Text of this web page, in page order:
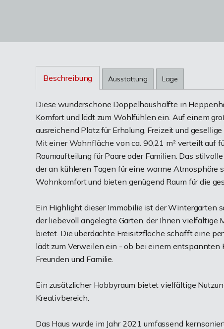
Beschreibung Ausstattung Lage
Diese wunderschöne Doppelhaushälfte in
Komfort und lädt zum Wohlfühlen ein. Auf einem
ausreichend Platz für Erholung, Freizeit und gesellige
Mit einer Wohnfläche von ca. 90,21 m² verteilt auf
Raumaufteilung für Paare oder Familien. Das
der an kühleren Tagen für eine warme Atmosphäre
Wohnkomfort und bieten genügend Raum für die
Ein Highlight dieser Immobilie ist der Wintergarten
der liebevoll angelegte Garten, der Ihnen vielfältige
bietet. Die überdachte Freisitzfläche schafft eine
lädt zum Verweilen ein - ob bei einem
Freunden und Familie.
Ein zusätzlicher Hobbyraum bietet vielfältige
Kreativbereich.
Das Haus wurde im Jahr 2021 umfassend